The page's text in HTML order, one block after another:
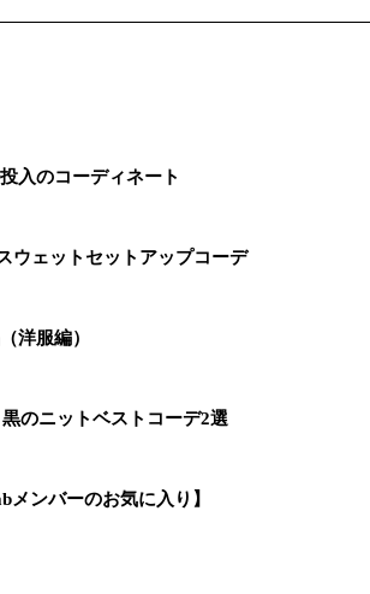
入のコーディネート
ウェットセットアップコーデ
洋服編）
のニットベストコーデ2選
ンバーのお気に入り】